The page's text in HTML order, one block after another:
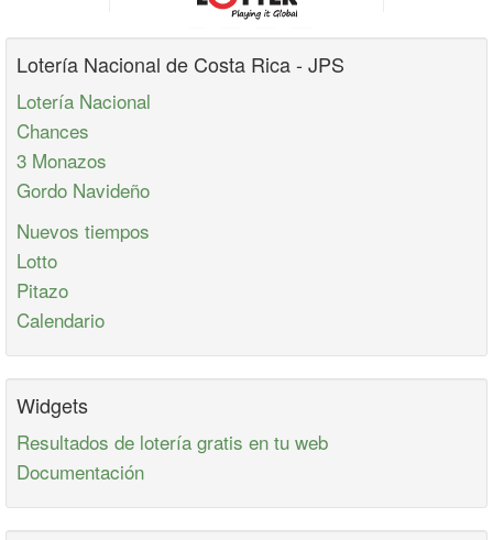
Lotería Nacional de Costa Rica - JPS
Lotería Nacional
Chances
3 Monazos
Gordo Navideño
Nuevos tiempos
Lotto
Pitazo
Calendario
Widgets
Resultados de lotería gratis en tu web
Documentación